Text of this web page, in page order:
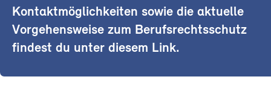
Kontaktmöglichkeiten sowie die aktuelle
Vorgehensweise zum Berufsrechtsschutz
findest du unter diesem Link.